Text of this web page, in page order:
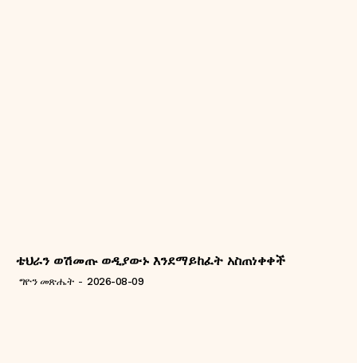
ቴህራን ወሽመጡ ወዲያውኑ እንደማይከፈት አስጠነቀቀች
ግዮን መጽሔት - 2026-08-09